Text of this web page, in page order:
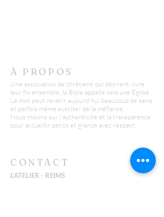
À PROPOS
Une association de chrétiens qui désirent vivre
leur foi ensemble, la Bible appelle cela une Eglise.
Le mot peut revêtir aujourd'hui beaucoup de sens
et parfois même susciter de la méfiance.
Nous misons sur l'authenticité et la transparence
pour accueillir petits et grands avec respect.
CONTACT
L'ATELIER - REIMS